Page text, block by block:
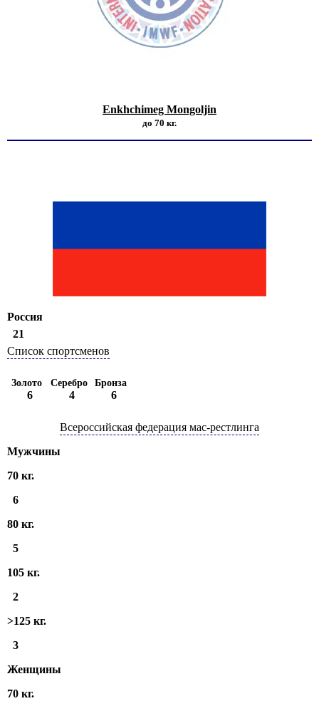
Enkhchimeg Mongoljin
до 70 кг.
Россия
21
Список спортсменов
Золото
6
Серебро
4
Бронза
6
Всероссийская федерация мас-рестлинга
Мужчины
70 кг.
6
80 кг.
5
105 кг.
2
>125 кг.
3
Женщины
70 кг.